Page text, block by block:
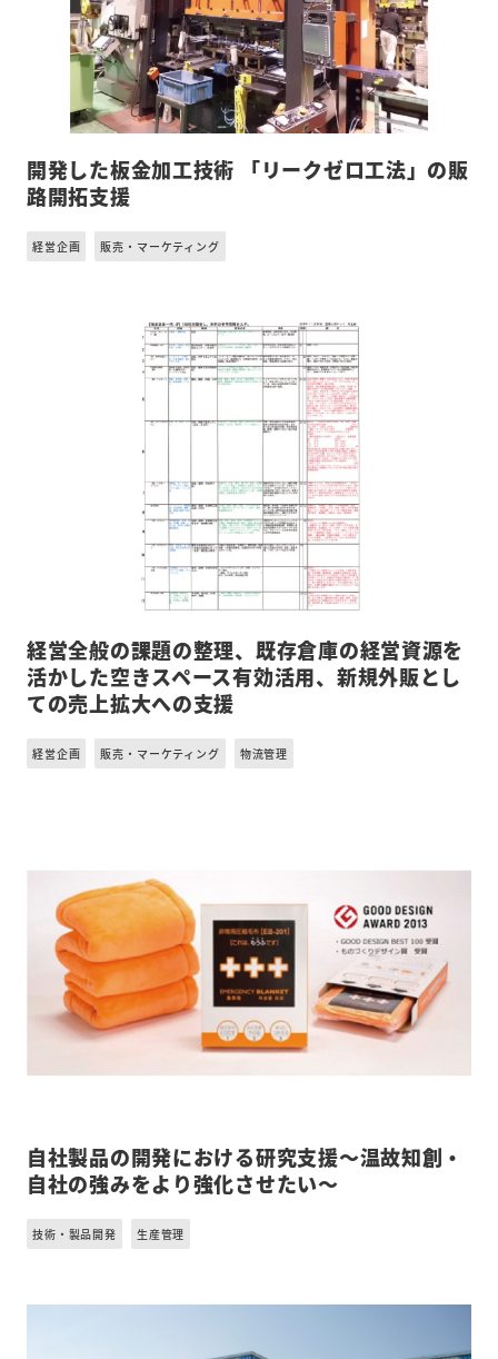
開発した板金加工技術 「リークゼロ工法」の販
路開拓支援
経営企画 販売・マーケティング
経営全般の課題の整理、既存倉庫の経営資源を
活かした空きスペース有効活用、新規外販とし
ての売上拡大への支援
経営企画 販売・マーケティング 物流管理
自社製品の開発における研究支援～温故知創・
自社の強みをより強化させたい～
技術・製品開発 生産管理